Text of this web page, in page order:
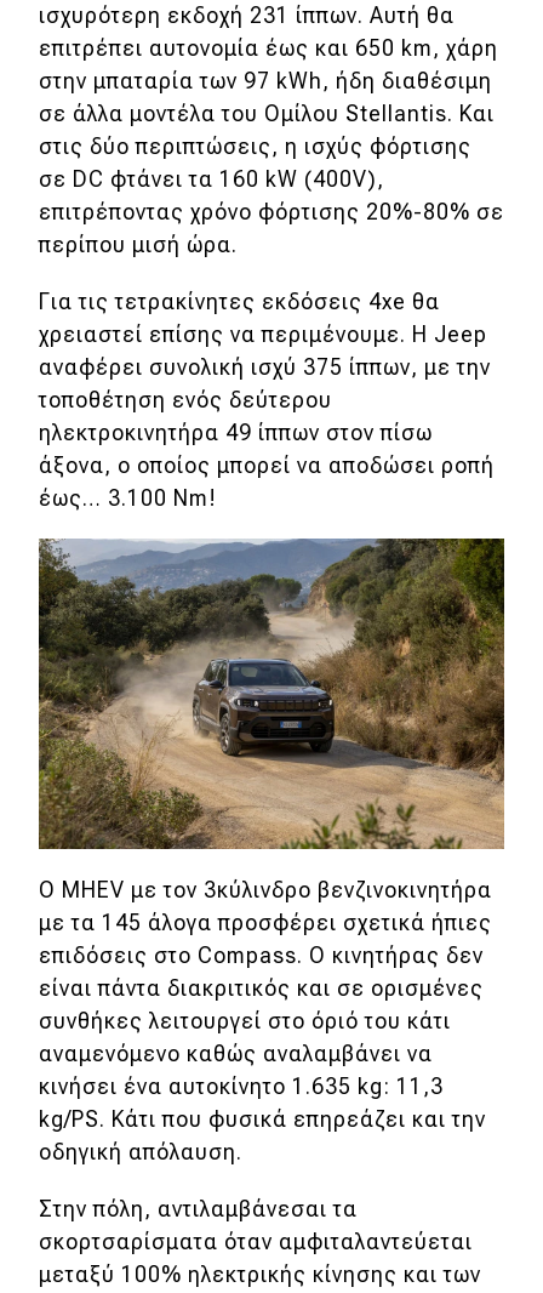
ισχυρότερη εκδοχή 231 ίππων. Αυτή θα
επιτρέπει αυτονομία έως και 650 km, χάρη
στην μπαταρία των 97 kWh, ήδη διαθέσιμη
σε άλλα μοντέλα του Ομίλου Stellantis. Και
στις δύο περιπτώσεις, η ισχύς φόρτισης
σε DC φτάνει τα 160 kW (400V),
επιτρέποντας χρόνο φόρτισης 20%-80% σε
περίπου μισή ώρα.
Για τις τετρακίνητες εκδόσεις 4xe θα
χρειαστεί επίσης να περιμένουμε. Η Jeep
αναφέρει συνολική ισχύ 375 ίππων, με την
τοποθέτηση ενός δεύτερου
ηλεκτροκινητήρα 49 ίππων στον πίσω
άξονα, ο οποίος μπορεί να αποδώσει ροπή
έως… 3.100 Nm!
Ο MHEV με τον 3κύλινδρο βενζινοκινητήρα
με τα 145 άλογα προσφέρει σχετικά ήπιες
επιδόσεις στο Compass. Ο κινητήρας δεν
είναι πάντα διακριτικός και σε ορισμένες
συνθήκες λειτουργεί στο όριό του κάτι
αναμενόμενο καθώς αναλαμβάνει να
κινήσει ένα αυτοκίνητο 1.635 kg: 11,3
kg/PS. Κάτι που φυσικά επηρεάζει και την
οδηγική απόλαυση.
Στην πόλη, αντιλαμβάνεσαι τα
σκορτσαρίσματα όταν αμφιταλαντεύεται
μεταξύ 100% ηλεκτρικής κίνησης και των